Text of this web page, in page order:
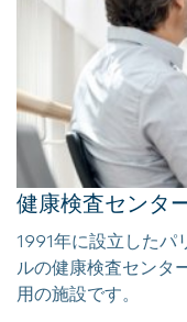
健康検査センタ
1991年に設立したパ
ルの健康検査センタ
用の施設です。